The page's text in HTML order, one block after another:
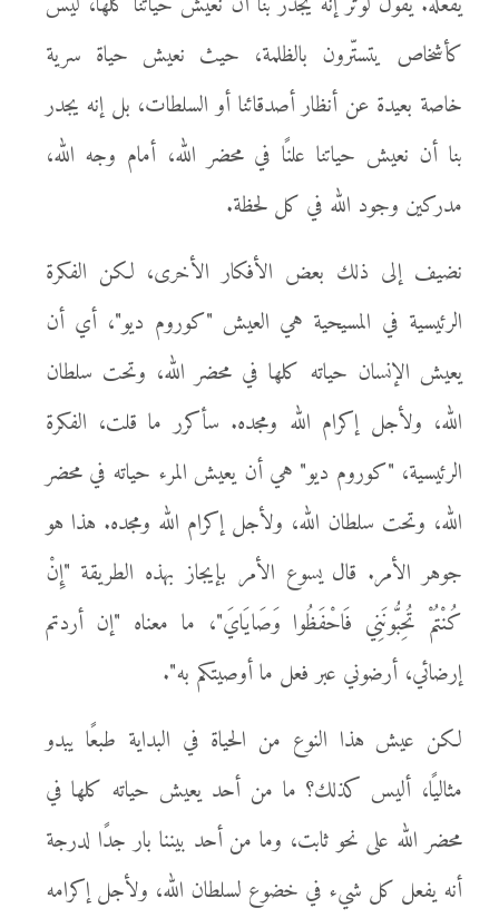
كأشخاص يتستّرون بالظلمة، حيث نعيش حياة سرية
خاصة بعيدة عن أنظار أصدقائنا أو السلطات، بل إنه يجدر
بنا أن نعيش حياتنا علنًا في محضر الله، أمام وجه الله،
مدركين وجود الله في كل لحظة.
نضيف إلى ذلك بعض الأفكار الأخرى، لكن الفكرة
الرئيسية في المسيحية هي العيش "كوروم ديو"، أي أن
يعيش الإنسان حياته كلها في محضر الله، وتحت سلطان
الله، ولأجل إكرام الله ومجده. سأكرر ما قلت، الفكرة
الرئيسية، "كوروم ديو" هي أن يعيش المرء حياته في محضر
الله، وتحت سلطان الله، ولأجل إكرام الله ومجده. هذا هو
جوهر الأمر. قال يسوع الأمر بإيجاز بهذه الطريقة "إِنْ
كُنْتُمْ تُحِبُّونَنِي فَاحْفَظُوا وَصَايَايَ"، ما معناه "إن أردتم
إرضائي، أرضوني عبر فعل ما أوصيتكم به".
لكن عيش هذا النوع من الحياة في البداية طبعًا يبدو
مثاليًا، أليس كذلك؟ ما من أحد يعيش حياته كلها في
محضر الله على نحو ثابت، وما من أحد بيننا بار جدًا لدرجة
أنه يفعل كل شيء في خضوع لسلطان الله، ولأجل إكرامه